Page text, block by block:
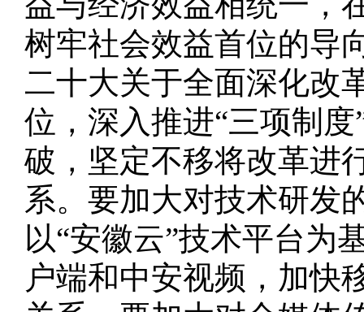
树牢社会效益首位的导
二十大关于全面深化改
位，深入推进“三项制
破，坚定不移将改革进
系。要加大对技术研发
以“安徽云”技术平台为
户端和中安视频，加快